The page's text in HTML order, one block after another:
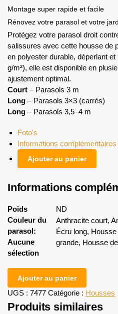
Montage super rapide et facile
Rénovez votre parasol et votre
Protégez votre parasol droit
salissures avec cette housse de
en polyester durable, déperlant
g/m²), elle est disponible en
ajustement optimal.
Court – Parasols 3 m
Long – Parasols 3×3 (carrés)
Long – Parasols 3,5–4 m
Foto's
Informations complémentaires
Ajouter au panier
Informations
Poids
ND
Couleur du
parasol:
Aucune
sélection
Anthracite court,
Écru long,
grande, Housse
Ajouter au panier
UGS : 7477 Catégorie : Housses
Produits similaires